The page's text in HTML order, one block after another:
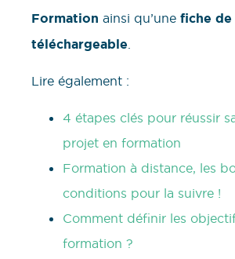
Formation ainsi qu’une fiche
téléchargeable.
Lire également :
4 étapes clés pour réussir
projet en formation
Formation à distance, les
conditions pour la suivre !
Comment définir les
formation ?